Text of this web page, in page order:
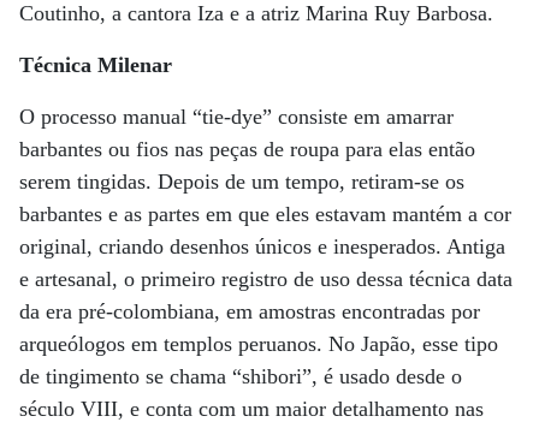
Coutinho, a cantora Iza e a atriz Marina Ruy Barbosa.
Técnica Milenar
O processo manual “tie-dye” consiste em amarrar
barbantes ou fios nas peças de roupa para elas então
serem tingidas. Depois de um tempo, retiram-se os
barbantes e as partes em que eles estavam mantém a cor
original, criando desenhos únicos e inesperados. Antiga
e artesanal, o primeiro registro de uso dessa técnica data
da era pré-colombiana, em amostras encontradas por
arqueólogos em templos peruanos. No Japão, esse tipo
de tingimento se chama “shibori”, é usado desde o
século VIII, e conta com um maior detalhamento nas